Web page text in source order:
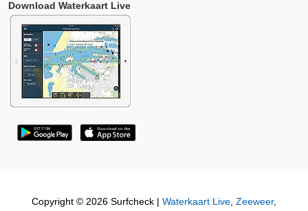
Download Waterkaart Live
Copyright © 2026 Surfcheck | Waterkaart Live, Zeeweer,